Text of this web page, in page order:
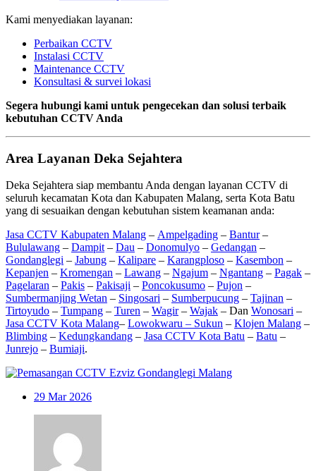
Kami menyediakan layanan:
Perbaikan CCTV
Instalasi CCTV
Maintenance CCTV
Konsultasi & survei lokasi
Segera hubungi kami untuk pengecekan dan solusi terbaik
kebutuhan CCTV Anda
Area Layanan Deka Sejahtera
Deka Sejahtera siap membantu Anda dengan layanan CCTV di
seluruh kecamatan Kota dan Kabupaten Malang, serta Kota Batu
yang di sesuaikan dengan kebutuhan sistem keamanan anda:
Jasa CCTV Kabupaten Malang – Ampelgading – Bantur–
Bululawang – Dampit – Dau – Donomulyo – Gedangan –
Gondanglegi – Jabung – Kalipare – Karangploso – Kasembon –
Kepanjen – Kromengan – Lawang – Ngajum – Ngantang – Pagak –
Pagelaran – Pakis – Pakisaji – Poncokusumo – Pujon –
Sumbermanjing Wetan – Singosari – Sumberpucung – Tajinan –
Tirtoyudo – Tumpang – Turen – Wagir– Wajak – Dan Wonosari –
Jasa CCTV Kota Malang– Lowokwaru – Sukun – Klojen Malang –
Blimbing – Kedungkandang – Jasa CCTV Kota Batu – Batu –
Junrejo – Bumiaji.
29 Mar 2026